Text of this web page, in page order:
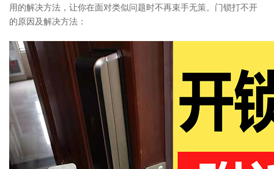
用的解决方法，让你在面对类似问题时不再束手无策。门锁打不开
的原因及解决方法：